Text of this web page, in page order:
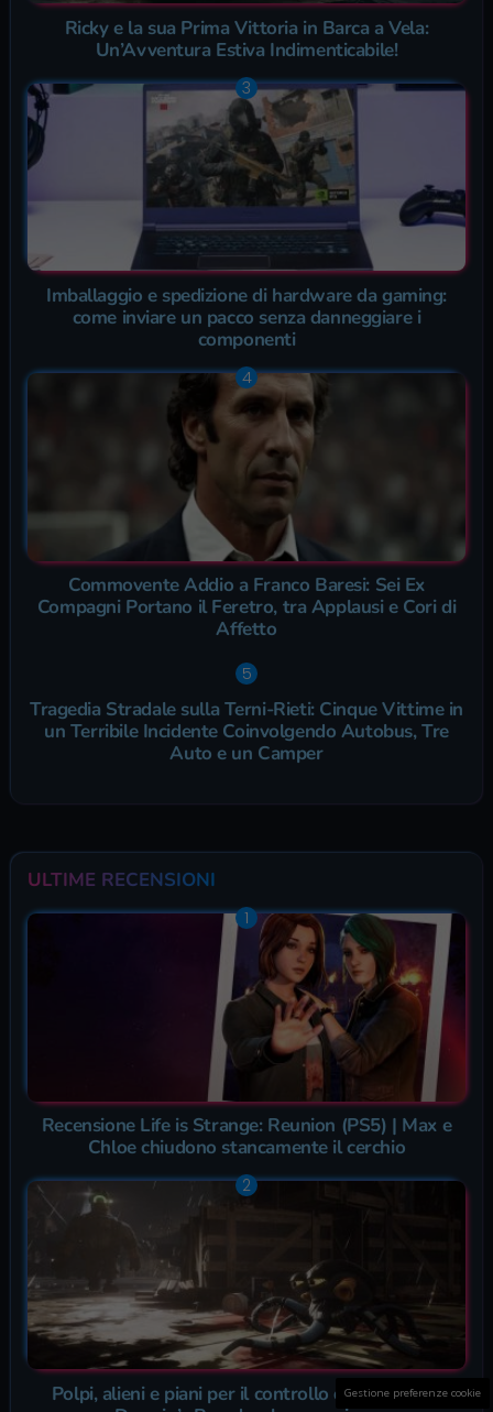
Ricky e la sua Prima Vittoria in Barca a Vela:
Un’Avventura Estiva Indimenticabile!
Imballaggio e spedizione di hardware da gaming:
come inviare un pacco senza danneggiare i
componenti
Commovente Addio a Franco Baresi: Sei Ex
Compagni Portano il Feretro, tra Applausi e Cori di
Affetto
Tragedia Stradale sulla Terni-Rieti: Cinque Vittime in
un Terribile Incidente Coinvolgendo Autobus, Tre
Auto e un Camper
ULTIME RECENSIONI
Recensione Life is Strange: Reunion (PS5) | Max e
Chloe chiudono stancamente il cerchio
Polpi, alieni e piani per il controllo del mondo in
Gestione preferenze cookie